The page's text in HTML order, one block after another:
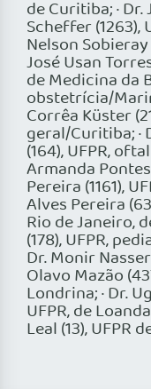
de Curitiba; ·
Scheffer (1263),
Nelson Sobieray
José Usan
de Medicina da
obstetrícia/
Corrêa Küster
geral/Curitiba; ·
(164), UFPR,
Armanda
Pereira (1161),
Alves Pereira
Rio de Janeiro,
(178), UFPR,
Dr. Monir
Olavo Mazão
Londrina; · Dr.
UFPR, de
Leal (13), UFPR